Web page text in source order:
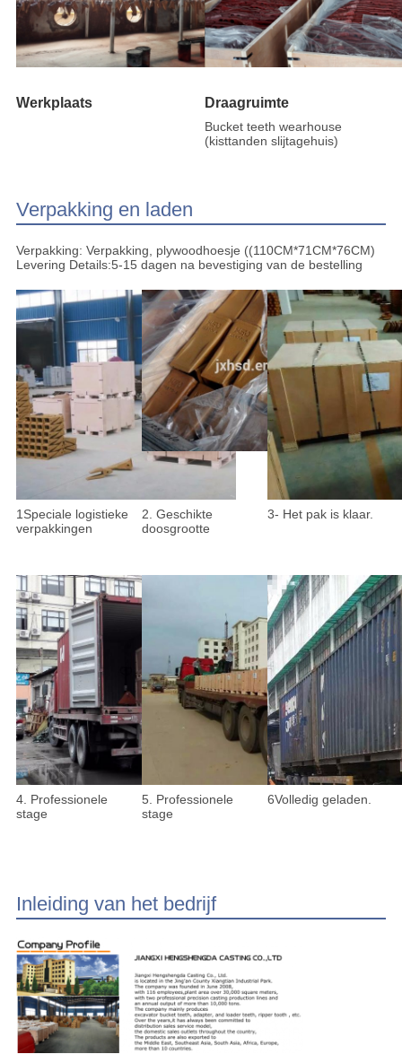
Werkplaats Draagruimte
Bucket teeth wearhouse
(kisttanden slijtagehuis)
Verpakking en laden
Verpakking: Verpakking, plywoodhoesje ((110CM*71CM*76CM)
Levering Details:5-15 dagen na bevestiging van de bestelling
1Speciale logistieke
verpakkingen
2. Geschikte
doosgrootte
3- Het pak is klaar.
4. Professionele
stage
5. Professionele
stage
6Volledig geladen.
Inleiding van het bedrijf